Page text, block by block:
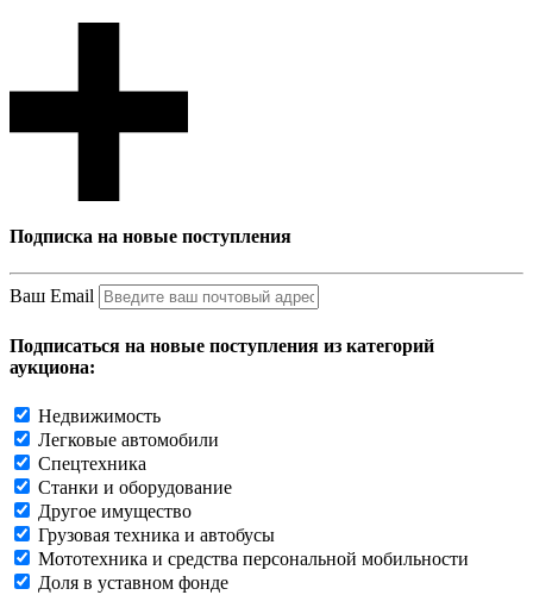
Подписка на новые поступления
Ваш Email
Подписаться на новые поступления из категорий
аукциона:
Недвижимость
Легковые автомобили
Спецтехника
Станки и оборудование
Другое имущество
Грузовая техника и автобусы
Мототехника и средства персональной мобильности
Доля в уставном фонде